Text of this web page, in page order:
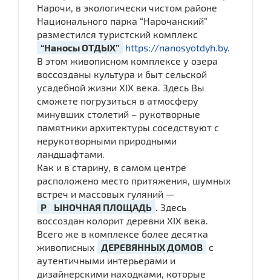
Нарочи, в экологически чистом районе
Национального парка “Нарочанский”
разместился туристский комплекс
“Наносы ОТДЫХ” https://nanosyotdyh.by.
В этом живописном комплексе у озера
воссозданы культура и быт сельской
усадебной жизни XIX века. Здесь Вы
сможете погрузиться в атмосферу
минувших столетий – рукотворные
памятники архитектуры соседствуют с
нерукотворными природными
ландшафтами.
Как и в старину, в самом центре
расположено место притяжения, шумных
встреч и массовых гуляний —
Р
ЫНОЧНАЯ ПЛОЩАДЬ
. Здесь
воссоздан колорит деревни XIX века.
Всего же в комплексе более десятка
живописных
ДЕРЕВЯННЫХ ДОМОВ с
аутентичными интерьерами и
дизайнерскими находками, которые